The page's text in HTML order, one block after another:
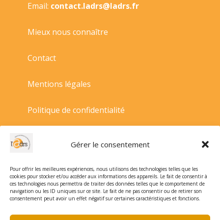
Gérer le consentement
Pour offrir les meilleures expériences, nous utilisons des technologies telles que les
cookies pour stocker et/ou accéder aux informations des appareils. Le fait de consentir à
ces technologies nous permettra de traiter des données telles que le comportement de
navigation ou les ID uniques sur ce site. Le fait de ne pas consentir ou de retirer son
consentement peut avoir un effet négatif sur certaines caractéristiques et fonctions.
Email: contact.ladrs@ladrs.fr
Mieux nous connaître
Contact
Mentions légales
Politique de confidentialité
Politique de cookies